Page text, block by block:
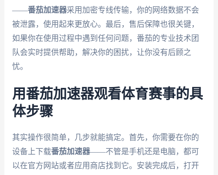
——番茄加速器采用加密专线传输，你的网络数据不会
被泄露，使用起来更放心。最后，售后保障也很关键，
如果你在使用过程中遇到任何问题，番茄的专业技术团
队会实时提供帮助，解决你的困扰，让你没有后顾之
忧。
用番茄加速器观看体育赛事的具
体步骤
其实操作很简单，几步就能搞定。首先，你需要在你的
设备上下载番茄加速器——不管是手机还是电脑，都可
以在官方网站或者应用商店找到它。安装完成后，打开